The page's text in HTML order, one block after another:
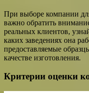
При выборе компании
важно обратить
реальных клиентов,
каких заведениях она
предоставляемые
качестве изготовления.
Критерии оценки